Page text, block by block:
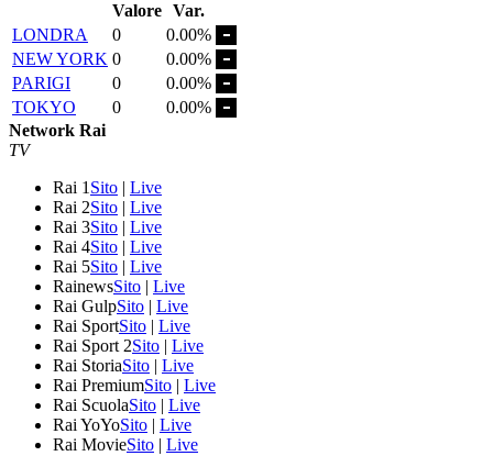
Valore Var.
LONDRA
0
0.00%
NEW YORK 0
0.00%
PARIGI
0
0.00%
TOKYO
0
0.00%
Network Rai
TV
Rai 1 Sito | Live
Rai 2Sito | Live
Rai 3Sito | Live
Rai 4Sito | Live
Rai 5Sito | Live
RainewsSito | Live
Rai GulpSito | Live
Rai SportSito | Live
Rai Sport 2Sito | Live
Rai StoriaSito | Live
Rai PremiumSito | Live
Rai ScuolaSito | Live
Rai YoYoSito | Live
Rai MovieSito | Live